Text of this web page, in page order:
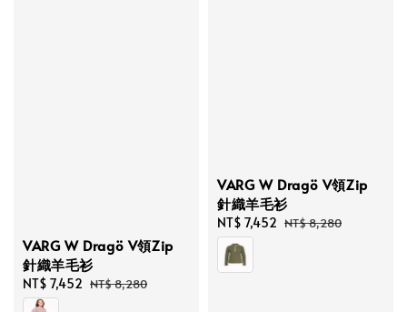
VARG W Dragö V領Zip
針織羊毛衫
Sale
price
NT$ 7,452 Regular
NT$ 8,280
VARG W Dragö V領Zip
針織羊毛衫
Sale
price
NT$ 7,452 Regular
NT$ 8,280